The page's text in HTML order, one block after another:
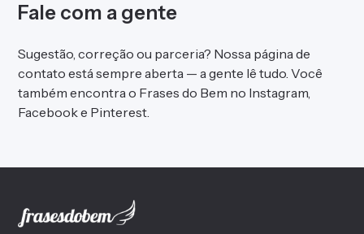
Fale com a gente
Sugestão, correção ou parceria? Nossa página de
contato está sempre aberta — a gente lê tudo. Você
também encontra o Frases do Bem no Instagram,
Facebooke Pinterest.